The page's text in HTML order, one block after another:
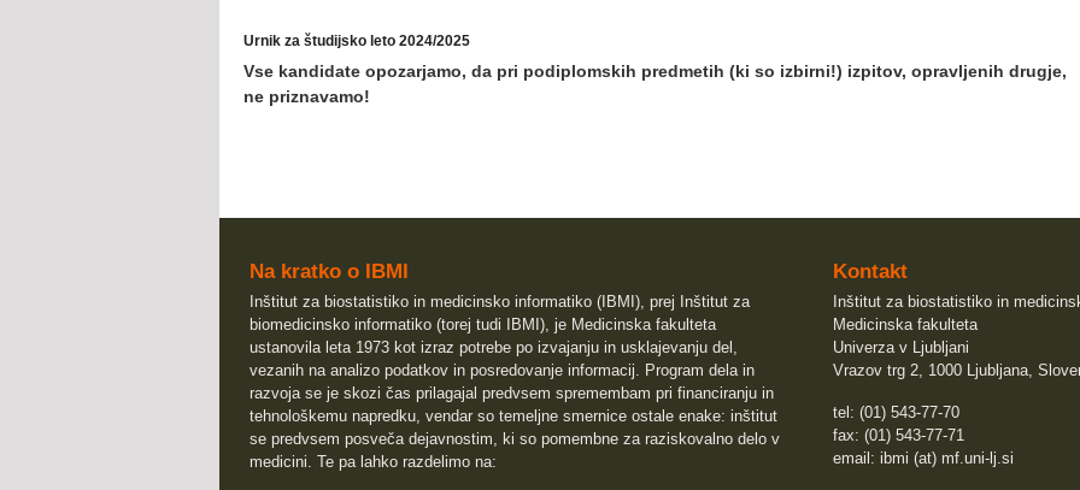
Urnik za študijsko leto 2024/2025
Vse kandidate opozarjamo, da pri podiplomskih predmetih (ki so izbirni!) izpitov, opravljenih drugje,
ne priznavamo!
Na kratko o IBMI
Inštitut za biostatistiko in medicinsko informatiko (IBMI), prej Inštitut za
biomedicinsko informatiko (torej tudi IBMI), je Medicinska fakulteta
ustanovila leta 1973 kot izraz potrebe po izvajanju in usklajevanju del,
vezanih na analizo podatkov in posredovanje informacij. Program dela in
razvoja se je skozi čas prilagajal predvsem spremembam pri financiranju in
tehnološkemu napredku, vendar so temeljne smernice ostale enake: inštitut
se predvsem posveča dejavnostim, ki so pomembne za raziskovalno delo v
medicini. Te pa lahko razdelimo na:
Kontakt
Inštitut za biostatistiko in
Medicinska fakulteta
Univerza v Ljubljani
Vrazov trg 2, 1000 Ljubljana,
tel: (01) 543-77-70
fax: (01) 543-77-71
email: ibmi (at) mf.uni-lj.si